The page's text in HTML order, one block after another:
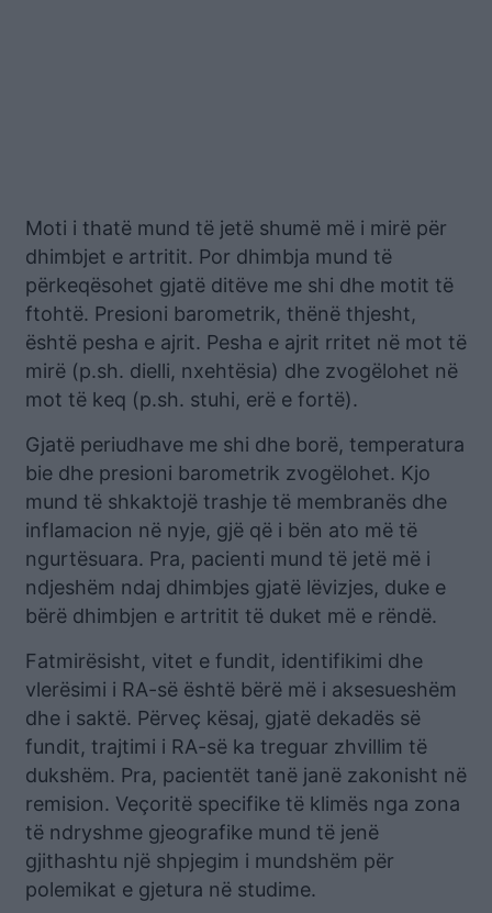
Moti i thatë mund të jetë shumë më i mirë për
dhimbjet e artritit. Por dhimbja mund të
përkeqësohet gjatë ditëve me shi dhe motit të
ftohtë. Presioni barometrik, thënë thjesht,
është pesha e ajrit. Pesha e ajrit rritet në mot të
mirë (p.sh. dielli, nxehtësia) dhe zvogëlohet në
mot të keq (p.sh. stuhi, erë e fortë).
Gjatë periudhave me shi dhe borë, temperatura
bie dhe presioni barometrik zvogëlohet. Kjo
mund të shkaktojë trashje të membranës dhe
inflamacion në nyje, gjë që i bën ato më të
ngurtësuara. Pra, pacienti mund të jetë më i
ndjeshëm ndaj dhimbjes gjatë lëvizjes, duke e
bërë dhimbjen e artritit të duket më e rëndë.
Fatmirësisht, vitet e fundit, identifikimi dhe
vlerësimi i RA-së është bërë më i aksesueshëm
dhe i saktë. Përveç kësaj, gjatë dekadës së
fundit, trajtimi i RA-së ka treguar zhvillim të
dukshëm. Pra, pacientët tanë janë zakonisht në
remision. Veçoritë specifike të klimës nga zona
të ndryshme gjeografike mund të jenë
gjithashtu një shpjegim i mundshëm për
polemikat e gjetura në studime.